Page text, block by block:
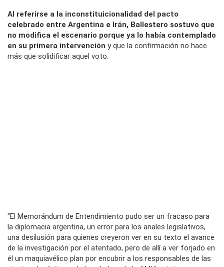
Al referirse a la inconstituicionalidad del pacto
celebrado entre Argentina e Irán, Ballestero sostuvo que
no modifica el escenario porque ya lo había contemplado
en su primera intervención y que la confirmación no hace
más que solidificar aquel voto.
"El Memorándum de Entendimiento pudo ser un fracaso para
la diplomacia argentina, un error para los anales legislativos,
una desilusión para quienes creyeron ver en su texto el avance
de la investigación por el atentado, pero de allí a ver forjado en
él un maquiavélico plan por encubrir a los responsables de las